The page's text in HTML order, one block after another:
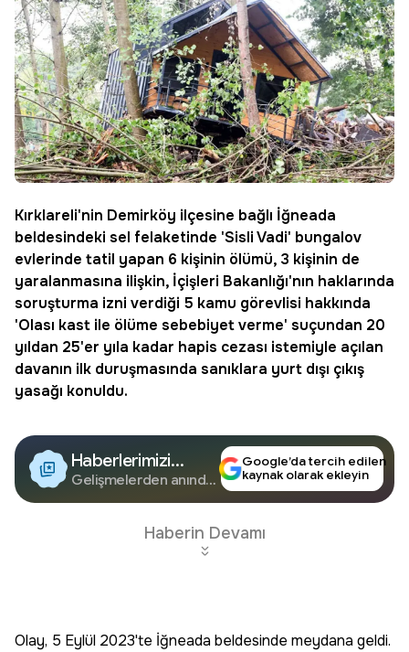
Kırklareli'nin Demirköy ilçesine bağlı İğneada
beldesindeki sel felaketinde 'Sisli Vadi' bungalov
evlerinde tatil yapan 6 kişinin ölümü, 3 kişinin de
yaralanmasına ilişkin, İçişleri Bakanlığı'nın haklarında
soruşturma izni verdiği 5 kamu görevlisi hakkında
'Olası kast ile ölüme sebebiyet verme' suçundan 20
yıldan 25'er yıla kadar hapis cezası istemiyle açılan
davanın ilk duruşmasında sanıklara yurt dışı çıkış
yasağı konuldu.
Haberlerimizi
Google'da Takip
Edin
Gelişmelerden anında
Google’da tercih edilen
kaynak olarak ekleyin
Haberin Devamı
Olay, 5 Eylül 2023'te İğneada beldesinde meydana geldi.